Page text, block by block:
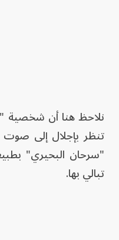
نلاحظ هنا أن شخصية
تنظر بإجلال إلى
"سرحان البحيري"
تبالي بها.